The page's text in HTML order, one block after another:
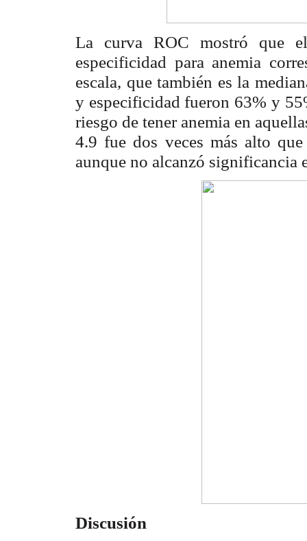
La curva ROC mostró que
especificidad para anemia
escala, que también es la
y especificidad fueron 63% y
riesgo de tener anemia en
4.9 fue dos veces más alto
aunque no alcanzó significancia
Discusión